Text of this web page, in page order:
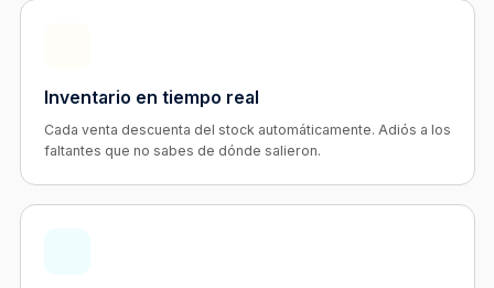
Inventario en tiempo real
Cada venta descuenta del stock automáticamente. Adiós a los
faltantes que no sabes de dónde salieron.